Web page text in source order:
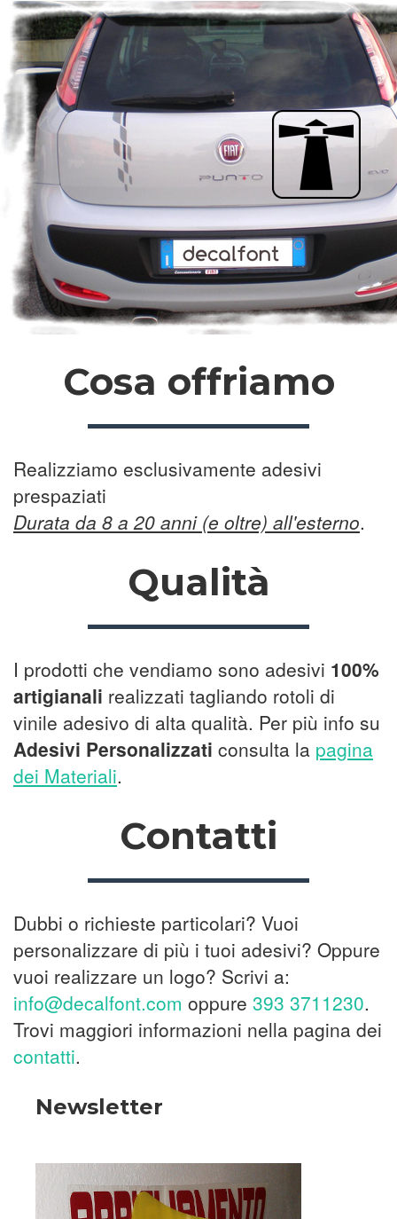
Cosa offriamo
Realizziamo esclusivamente adesivi
prespaziati
Durata da 8 a 20 anni (e oltre) all'esterno.
Qualità
I prodotti che vendiamo sono adesivi 100%
artigianali realizzati tagliando rotoli di
vinile adesivo di alta qualità. Per più info su
Adesivi Personalizzati consulta la pagina
dei Materiali.
Contatti
Dubbi o richieste particolari? Vuoi
personalizzare di più i tuoi adesivi? Oppure
vuoi realizzare un logo? Scrivi a:
info@decalfont.com oppure 393 3711230.
Trovi maggiori informazioni nella pagina dei
contatti.
Newsletter